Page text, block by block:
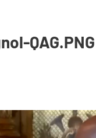
QAG.PNG